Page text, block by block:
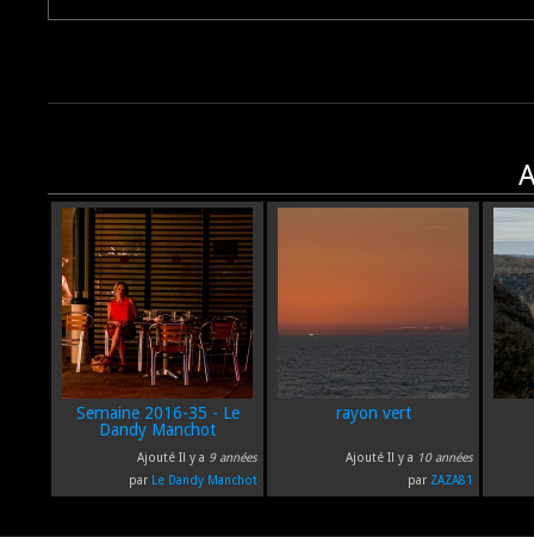
Semaine 2016-35 - Le
Dandy Manchot
Ajouté Il y a 9 années
par Le Dandy Manchot
rayon vert
Ajouté Il y a 10 années
par ZAZA81